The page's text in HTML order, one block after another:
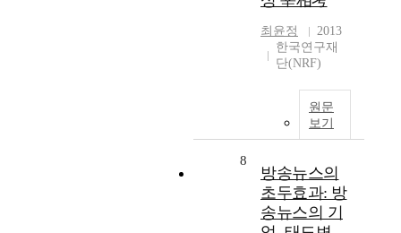
최윤정
2013
한국연구재
단(NRF)
원문
보기
8
방송뉴스의
초두효과: 방
송뉴스의 기